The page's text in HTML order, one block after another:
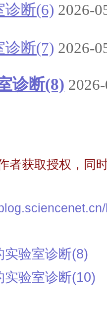
诊断(6) 2026-
诊断(7) 2026-
诊断(8)
者获取授权，同
实验室诊断(8)
实验室诊断(10)